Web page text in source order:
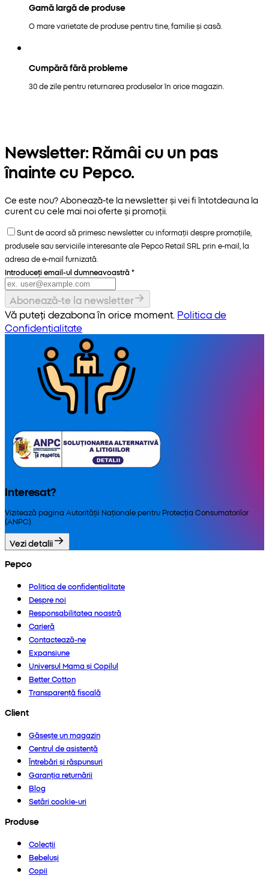
Gamă largă de produse
O mare varietate de produse pentru tine, familie și casă.
Cumpără fără probleme
30 de zile pentru returnarea produselor în orice magazin.
Newsletter: Rămâi cu un pas
înainte cu Pepco.
Ce este nou? Abonează-te la newsletter și vei fi întotdeauna la
curent cu cele mai noi oferte și promoții.
Sunt de acord să primesc newsletter cu informații despre promoțiile,
produsele sau serviciile interesante ale Pepco Retail SRL prin e-mail, la
adresa de e-mail furnizată.
Introduceți email-ul dumneavoastră *
Abonează-te la newsletter
Vă puteți dezabona în orice moment. Politica de
Confidențialitate
Interesat?
Vizitează pagina Autorității Naționale pentru Protecția Consumatorilor
(ANPC).
Vezi detalii
Pepco
Politica de confidențialitate
Despre noi
Responsabilitatea noastră
Carieră
Contactează-ne
Expansiune
Universul Mama și Copilul
Better Cotton
Transparență fiscală
Client
Găsește un magazin
Centrul de asistență
Întrebări și răspunsuri
Garanția returnării
Blog
Setări cookie-uri
Produse
Colecții
Bebeluși
Copii